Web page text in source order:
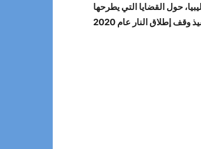
في ليبيا، حول القضايا التي يطرحها
استمرار انعدام الأمن على الصعيدين العسكري والسياسي، وتأثير ذلك على النسيج الاجتماعي والاقتصادي للبلاد، كما أشاروا إلى أن الشروع في تنفيذ وقف إطلاق النار عام 2020